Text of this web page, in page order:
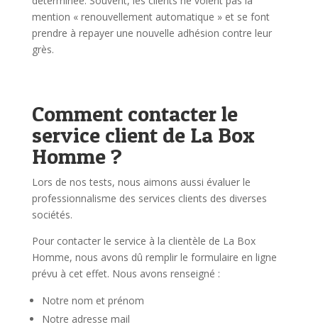
mention « renouvellement automatique » et se font
prendre à repayer une nouvelle adhésion contre leur
grès.
Comment contacter le
service client de La Box
Homme ?
Lors de nos tests, nous aimons aussi évaluer le
professionnalisme des services clients des diverses
sociétés.
Pour contacter le service à la clientèle de La Box
Homme, nous avons dû remplir le formulaire en ligne
prévu à cet effet. Nous avons renseigné :
Notre nom et prénom
Notre adresse mail